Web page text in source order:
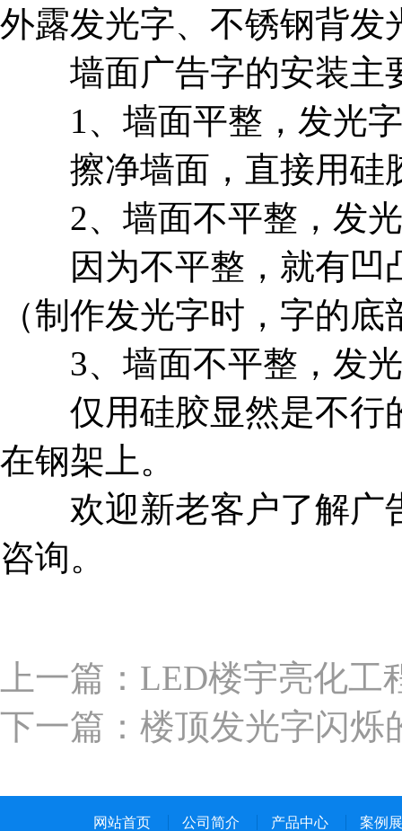
外露发光字、不锈钢背发
墙面广告字的安装主
1、墙面平整，发光字
擦净墙面，直接用硅
2、墙面不平整，发光
因为不平整，就有凹
（制作发光字时，字的
3、墙面不平整，发光
仅用硅胶显然是不行
在钢架上。
欢迎新老客户了解广
咨询。
上一篇：LED楼宇亮化工
下一篇：楼顶发光字闪烁
网站首页 公司简介 产品中心 案例